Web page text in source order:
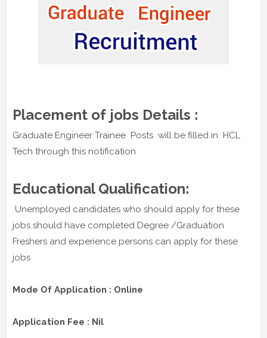
Placement of jobs Details :
Graduate Engineer Trainee Posts will be filled in HCL
Tech through this notification
Educational Qualification:
Unemployed candidates who should apply for these
jobs should have completed Degree /Graduation
Freshers and experience persons can apply for these
jobs
Mode Of Application : Online
Application Fee : Nil